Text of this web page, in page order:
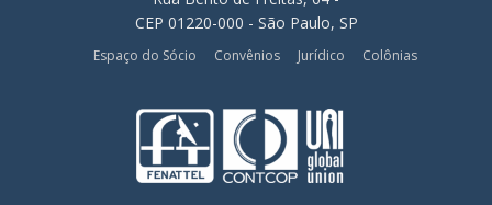
CEP 01220-000 - São Paulo, SP
Espaço do Sócio Convênios Jurídico Colônias